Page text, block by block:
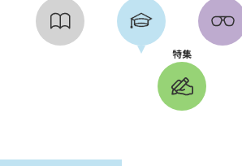
特集